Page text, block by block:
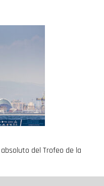
del Trofeo de la